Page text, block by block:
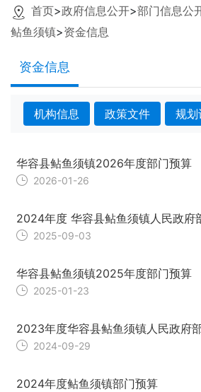
首页>政府信息公开>部门信息公
鲇鱼须镇>资金信息
资金信息
机构信息 政策文件 规划
华容县鲇鱼须镇2026年度部门预算
2026-01-26
2024年度 华容县鲇鱼须镇人民政府
2025-09-03
华容县鲇鱼须镇2025年度部门预算
2025-01-23
2023年度华容县鲇鱼须镇人民政府
2024-09-29
2024年度鲇鱼须镇部门预算